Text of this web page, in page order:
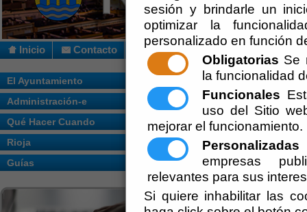
sesión y brindarle un
optimizar la
personalizado en función
Obligatorias Se
la funcionalidad
Funcionales
uso del Sitio
mejorar el funcionamiento.
Personalizadas
empresas
relevantes para sus
Si quiere inhabilitar las
Inicio Contacto
El Ayuntamiento
Administración-e
Qué Hacer Cuando
Rioja
Guías
Usted se encuentra aquí:Inicio // Aviso
La información suministrada a través
Los derechos de propiedad intelectual
Provincial de Almería
La reproducción, distribución,
privado, constituye una infracción de
distintivos de cualquier clase
este sitio Web, así como los perjuicios
al ejercicio de las acciones que